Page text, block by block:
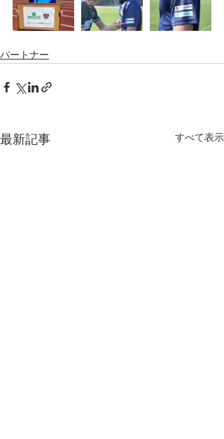
パートナー
最新記事 すべて表示